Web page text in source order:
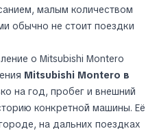
малым количеством
обычно не стоит поездки
о Mitsubishi Montero
Mitsubishi Montero в
на год, пробег и внешний
конкретной машины. Её
на дальних поездках